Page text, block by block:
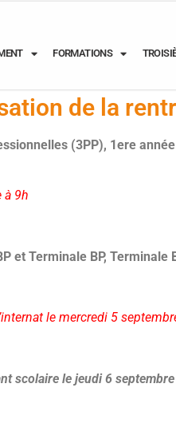
FORMATIONS
de la
(3PP), 1ere année
à 9h
et Terminale BP, Terminale
le mercredi 5
scolaire le jeudi 6